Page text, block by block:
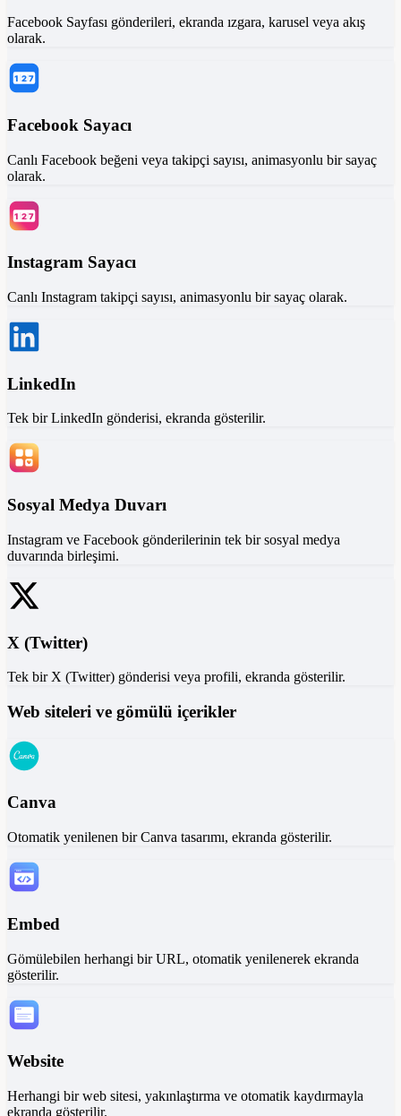
Facebook Sayfası gönderileri, ekranda ızgara, karusel veya akış
olarak.
1 27
Facebook Sayacı
Canlı Facebook beğeni veya takipçi sayısı, animasyonlu bir sayaç
olarak.
1 27
Instagram Sayacı
Canlı Instagram takipçi sayısı, animasyonlu bir sayaç olarak.
LinkedIn
Tek bir LinkedIn gönderisi, ekranda gösterilir.
Sosyal Medya Duvarı
Instagram ve Facebook gönderilerinin tek bir sosyal medya
duvarında birleşimi.
X (Twitter)
Tek bir X (Twitter) gönderisi veya profili, ekranda gösterilir.
Web siteleri ve gömülü içerikler
Canva
Otomatik yenilenen bir Canva tasarımı, ekranda gösterilir.
Embed
Gömülebilen herhangi bir URL, otomatik yenilenerek ekranda
gösterilir.
Website
Herhangi bir web sitesi, yakınlaştırma ve otomatik kaydırmayla
ekranda gösterilir.